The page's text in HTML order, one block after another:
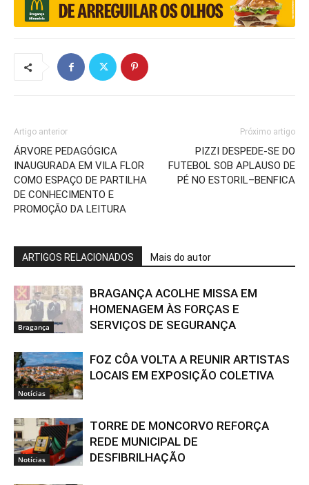
Artigo anterior
ÁRVORE PEDAGÓGICA
INAUGURADA EM VILA FLOR
COMO ESPAÇO DE PARTILHA
DE CONHECIMENTO E
PROMOÇÃO DA LEITURA
Próximo artigo
PIZZI DESPEDE-SE DO
FUTEBOL SOB APLAUSO DE
PÉ NO ESTORIL–BENFICA
ARTIGOS RELACIONADOS Mais do autor
Bragança
BRAGANÇA ACOLHE MISSA EM
HOMENAGEM ÀS FORÇAS E
SERVIÇOS DE SEGURANÇA
Notícias
FOZ CÔA VOLTA A REUNIR ARTISTAS
LOCAIS EM EXPOSIÇÃO COLETIVA
Notícias
TORRE DE MONCORVO REFORÇA
REDE MUNICIPAL DE
DESFIBRILHAÇÃO